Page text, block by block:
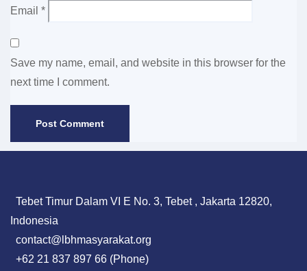
Email *
Save my name, email, and website in this browser for the
next time I comment.
Tebet Timur Dalam VI E No. 3, Tebet , Jakarta 12820,
Indonesia
contact@lbhmasyarakat.org
+62 21 837 897 66 (Phone)